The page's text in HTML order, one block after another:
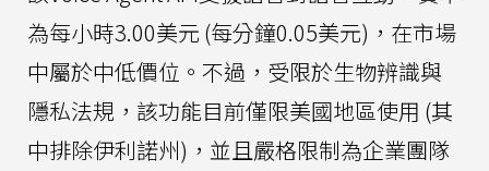
為每小時3.00美元 (每分鐘0.05美元)，在市場
中屬於中低價位。不過，受限於生物辨識與
隱私法規，該功能目前僅限美國地區使用 (其
中排除伊利諾州)，並且嚴格限制為企業團隊